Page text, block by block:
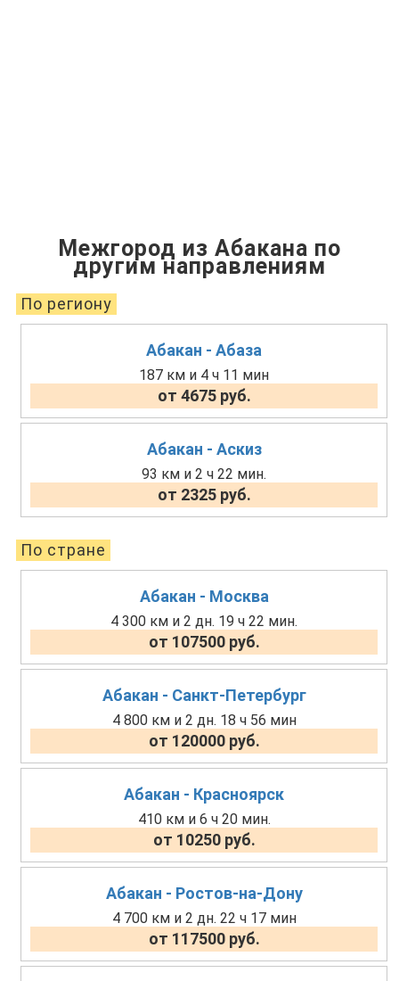
Межгород из Абакана по
другим направлениям
По региону
Абакан - Абаза
187 км и 4 ч 11 мин
от 4675 руб.
Абакан - Аскиз
93 км и 2 ч 22 мин.
от 2325 руб.
По стране
Абакан - Москва
4 300 км и 2 дн. 19 ч 22 мин.
от 107500 руб.
Абакан - Санкт-Петербург
4 800 км и 2 дн. 18 ч 56 мин
от 120000 руб.
Абакан - Красноярск
410 км и 6 ч 20 мин.
от 10250 руб.
Абакан - Ростов-на-Дону
4 700 км и 2 дн. 22 ч 17 мин
от 117500 руб.